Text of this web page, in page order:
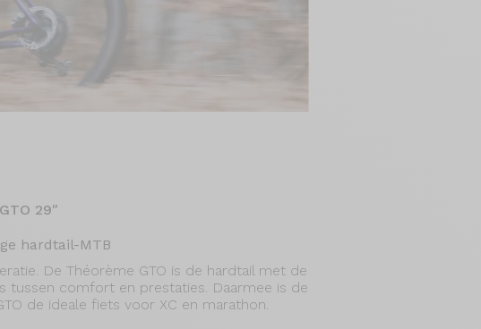
29″
hardtail-MTB
De Théorème GTO is de hardtail met de
tussen comfort en prestaties. Daarmee is de
de ideale fiets voor XC en marathon.